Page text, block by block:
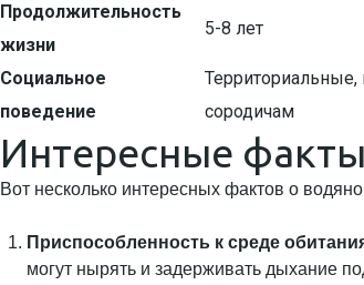
Продолжительность
жизни
5-8 лет
Социальное
поведение
сородичам
Интересные факты
Вот несколько интересных фактов о
Приспособленность к среде
могут нырять и задерживать дыхание